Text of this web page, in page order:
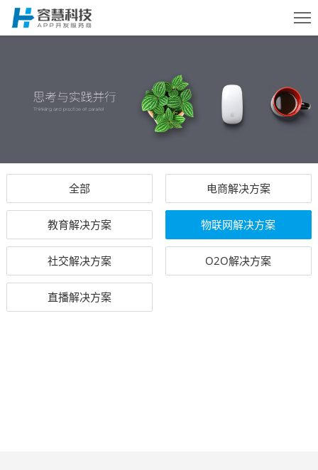
首页
案例
方案
动态
关于
全部 电商解决方案
教育解决方案 物联网解决方案
社交解决方案 O2O解决方案
直播解决方案